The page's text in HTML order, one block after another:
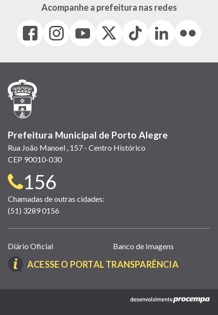
Acompanhe a prefeitura nas redes
Facebook
(link
em
janela)
Instagram
(link
em
(link
em
(Antigo
(link
Tiktok
(link
em
LinkedIn
(link
em
(link
em
Prefeitura Municipal de Porto Alegre
Rua João Manoel , 157 - Centro Histórico
CEP 90010-030
Telefone
para
contato:
156
Chamadas de outras cidades:
(51) 3289 0156
Links
úteis
(abrem
nova
Diário Oficial Banco de Imagens
ACESSE O PORTAL TRANSPARÊNCIA(LINK
EM
NOVA